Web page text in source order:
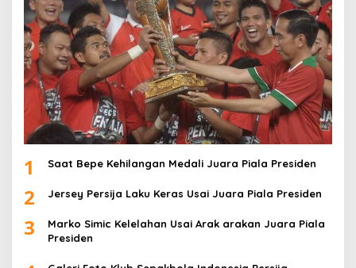
1 Saat Bepe Kehilangan Medali Juara Piala Presiden
2 Jersey Persija Laku Keras Usai Juara Piala Presiden
3
Marko Simic Kelelahan Usai Arak arakan Juara Piala
Presiden